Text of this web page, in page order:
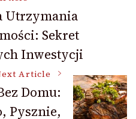
Utrzymania
Sekret
Inwestycji
Article
Domu:
Pysznie,